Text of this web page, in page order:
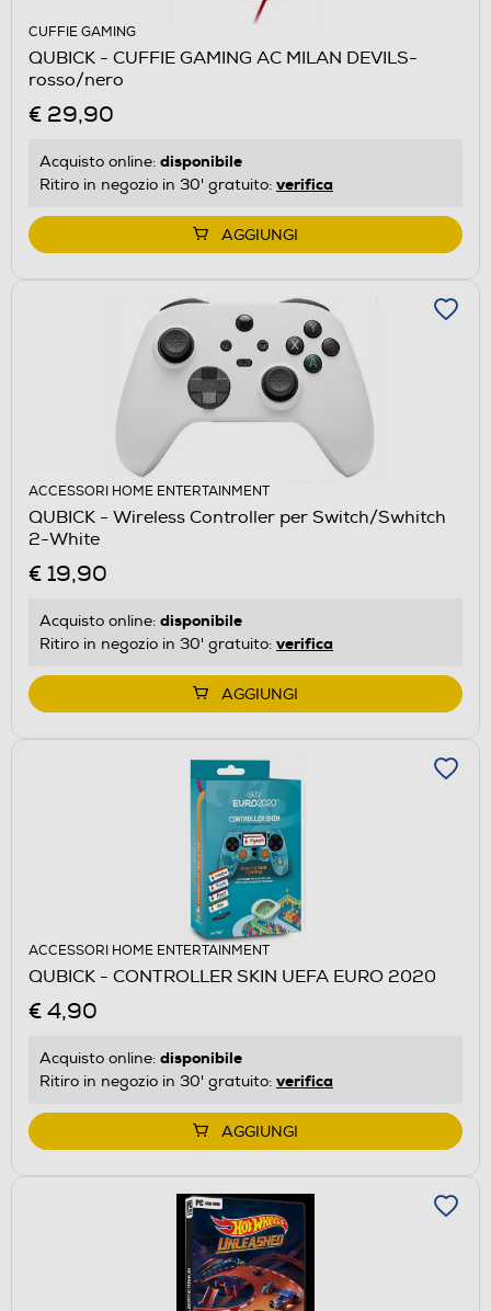
CUFFIE GAMING
QUBICK - CUFFIE GAMING AC MILAN DEVILS-
rosso/nero
€ 29,90
Acquisto online: disponibile
Ritiro in negozio in 30' gratuito: verifica
AGGIUNGI
ACCESSORI HOME ENTERTAINMENT
QUBICK - Wireless Controller per Switch/Swhitch
2-White
€ 19,90
Acquisto online: disponibile
Ritiro in negozio in 30' gratuito: verifica
AGGIUNGI
ACCESSORI HOME ENTERTAINMENT
QUBICK - CONTROLLER SKIN UEFA EURO 2020
€ 4,90
Acquisto online: disponibile
Ritiro in negozio in 30' gratuito: verifica
AGGIUNGI